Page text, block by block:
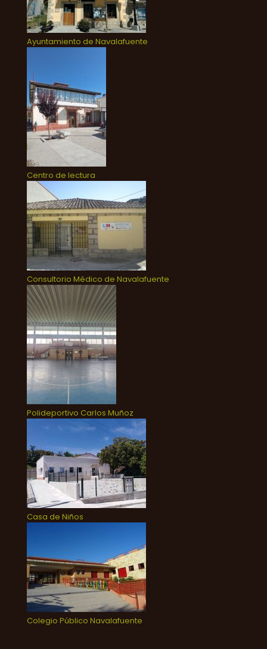
Ayuntamiento de Navalafuente
Centro de lectura
Consultorio Médico de Navalafuente
Polideportivo Carlos Muñoz
Casa de Niños
Colegio Público Navalafuente